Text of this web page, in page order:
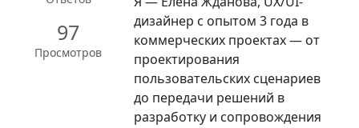
97
Просмотров
дизайнер с опытом 3 года в
коммерческих проектах — от
проектирования
пользовательских сценариев
до передачи решений в
разработку и сопровождения